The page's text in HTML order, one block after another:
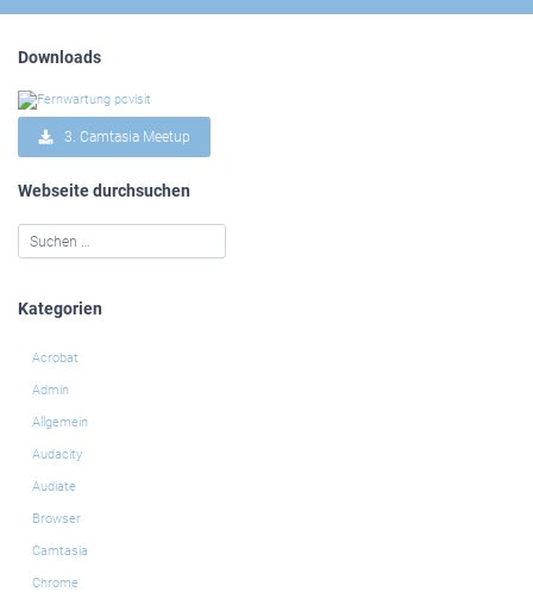
Downloads
3. Camtasia Meetup
Webseite durchsuchen
Kategorien
Acrobat
Admin
Allgemein
Audacity
Audiate
Browser
Camtasia
Chrome